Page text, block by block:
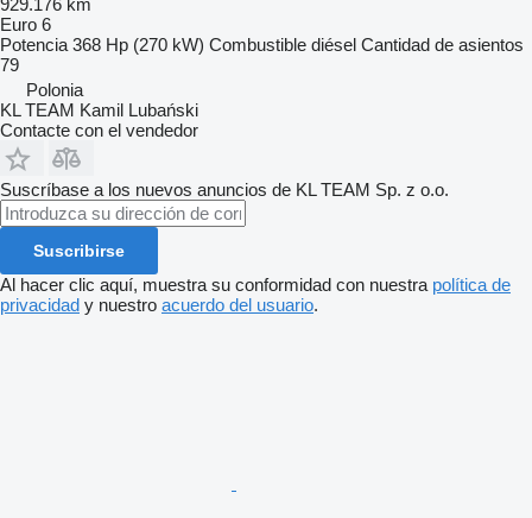
929.176 km
Euro 6
Potencia 368 Hp (270 kW) Combustible diésel Cantidad de asientos
79
Polonia
KL TEAM Kamil Lubański
Contacte con el vendedor
Suscríbase a los nuevos anuncios de KL TEAM Sp. z o.o.
Suscribirse
Al hacer clic aquí, muestra su conformidad con nuestra política de
privacidad y nuestro acuerdo del usuario.